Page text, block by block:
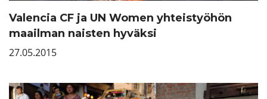
Valencia CF ja UN Women yhteistyöhön
maailman naisten hyväksi
27.05.2015